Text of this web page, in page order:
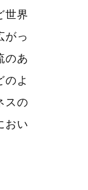
世界
がっ
のあ
のよ
スの
おい